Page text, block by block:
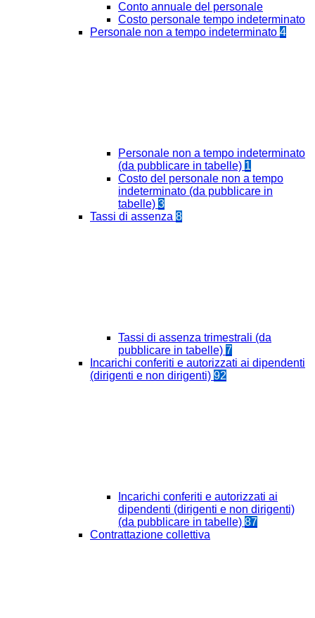
Conto annuale del personale
Costo personale tempo indeterminato
Personale non a tempo indeterminato 4
Personale non a tempo indeterminato
(da pubblicare in tabelle) 1
Costo del personale non a tempo
indeterminato (da pubblicare in
tabelle) 3
Tassi di assenza 8
Tassi di assenza trimestrali (da
pubblicare in tabelle) 7
Incarichi conferiti e autorizzati ai dipendenti
(dirigenti e non dirigenti) 92
Incarichi conferiti e autorizzati ai
dipendenti (dirigenti e non dirigenti)
(da pubblicare in tabelle) 87
Contrattazione collettiva